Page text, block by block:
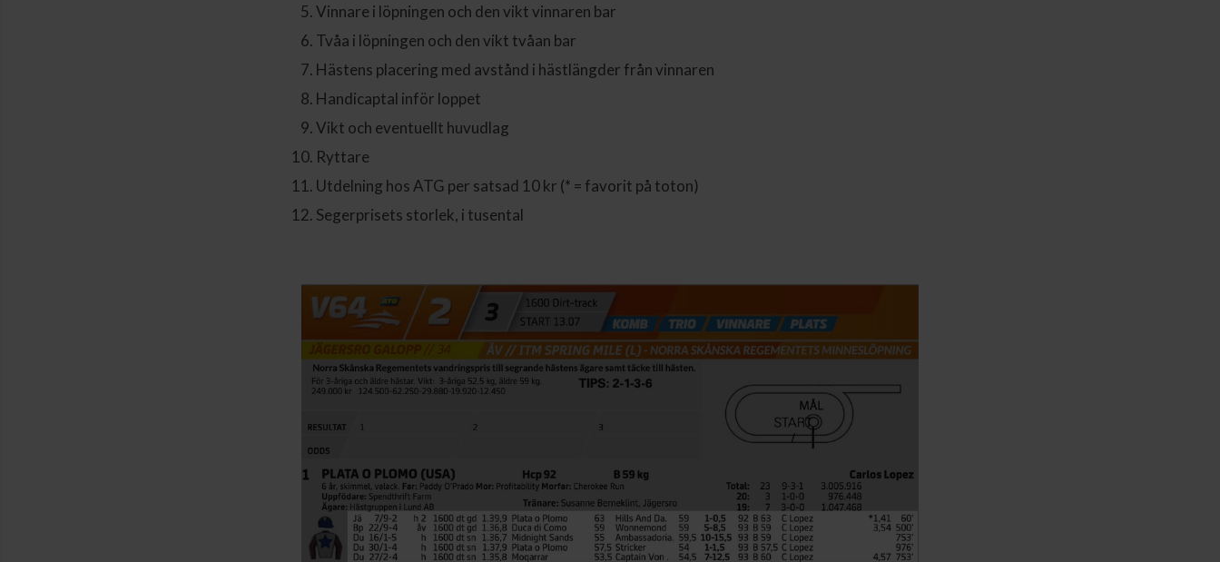
Vinnare i löpningen och den vikt vinnaren bar
Tvåa i löpningen och den vikt tvåan bar
Hästens placering med avstånd i hästlängder från vinnaren
Handicaptal inför loppet
Vikt och eventuellt huvudlag
Ryttare
Utdelning hos ATG per satsad 10 kr (* = favorit på toton)
Segerprisets storlek, i tusental